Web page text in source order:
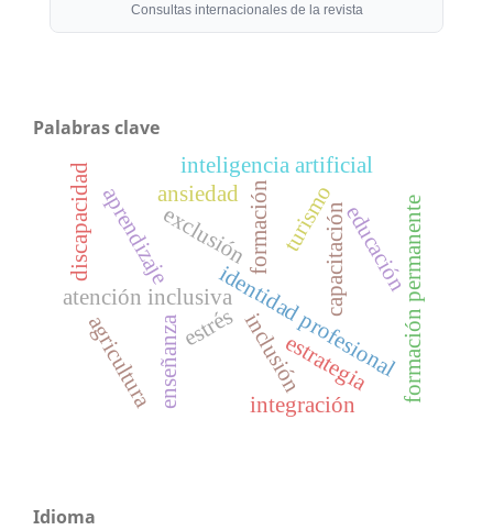
Consultas internacionales de la revista
Palabras clave
formación
atención inclusivaidentidad profesional
enseñanza
aprendizaje
inclusión
exclusión
discapacidad capacitación
inteligencia artificial
estrés
ansiedad
formación permanente
agricultura
turismoeducación
integración
estrategia
Idioma